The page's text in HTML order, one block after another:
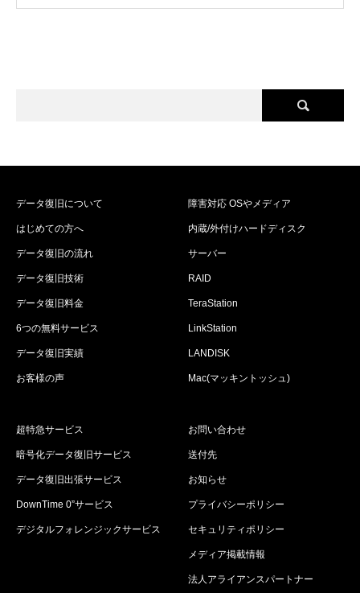
データ復旧について
はじめての方へ
データ復旧の流れ
データ復旧技術
データ復旧料金
6つの無料サービス
データ復旧実績
お客様の声
障害対応 OSやメディア
内蔵/外付けハードディスク
サーバー
RAID
TeraStation
LinkStation
LANDISK
Mac(マッキントッシュ)
超特急サービス
暗号化データ復旧サービス
データ復旧出張サービス
DownTime 0”サービス
デジタルフォレンジックサービス
お問い合わせ
送付先
お知らせ
プライバシーポリシー
セキュリティポリシー
メディア掲載情報
法人アライアンスパートナー